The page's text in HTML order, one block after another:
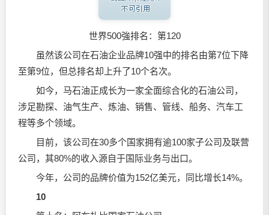
世界500強排名：第120
虽然该公司在石油企业品牌10强中的排名由第7位下降
至第9位，但总排名却上升了10个名次。
如今，马石油正成长为一家全面综合化的石油公司，
涉足勘探、油气生产、炼油、销售、管线、船务、汽车工
程等多个领域。
目前，该公司在30多个国家拥有逾100家子公司及联营
公司，其80%的收入源自于国际业务与出口。
今年，公司的品牌价值为152亿美元，同比增长14%。
10